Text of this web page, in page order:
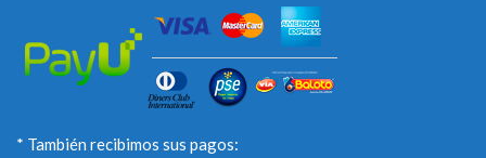
* También recibimos sus pagos: